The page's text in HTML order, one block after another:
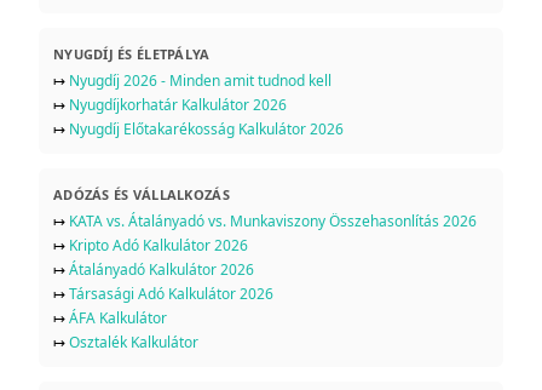
NYUGDÍJ ÉS ÉLETPÁLYA
↦ Nyugdíj 2026 - Minden amit tudnod kell
↦ Nyugdíjkorhatár Kalkulátor 2026
↦ Nyugdíj Előtakarékosság Kalkulátor 2026
ADÓZÁS ÉS VÁLLALKOZÁS
↦ KATA vs. Átalányadó vs. Munkaviszony Összehasonlítás 2026
↦ Kripto Adó Kalkulátor 2026
↦Átalányadó Kalkulátor 2026
↦Társasági Adó Kalkulátor 2026
↦ÁFA Kalkulátor
↦Osztalék Kalkulátor